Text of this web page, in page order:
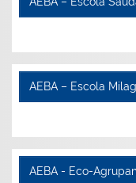
AEBA – Escola
AEBA - Eco-